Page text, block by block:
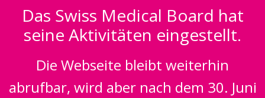
Das Swiss Medical Board hat
seine Aktivitäten eingestellt.
Die Webseite bleibt weiterhin
abrufbar, wird aber nach dem 30. Juni